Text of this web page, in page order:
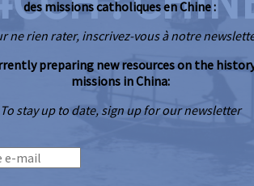
des missions catholiques en Chine :
ne rien rater, inscrivez-vous à notre
preparing new resources on the
missions in China:
To stay up to date, sign up for our newsletter